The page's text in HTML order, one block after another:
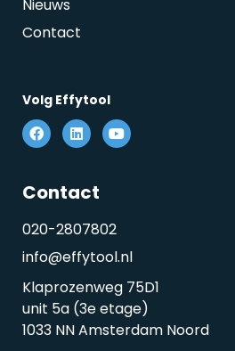
Nieuws
Contact
Volg Effytool
Contact
020-2807802
info@effytool.nl
Klaprozenweg 75D1
unit 5a (3e etage)
1033 NN Amsterdam Noord